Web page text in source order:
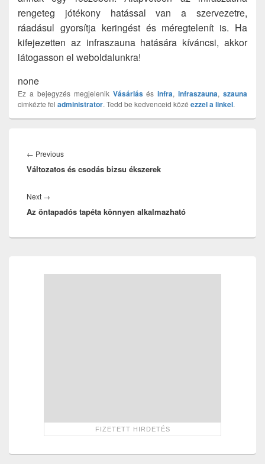
rengeteg jótékony hatással van a szervezetre,
ráadásul gyorsítja keringést és méregtelenít is. Ha
kifejezetten az infraszauna hatására kíváncsi, akkor
látogasson el weboldalunkra!
none
Ez a bejegyzés megjelenik Vásárlásésinfra,infraszauna, szauna
cimkézte fel administrator. Tedd be kedvenceid közé ezzel a linkel.
navigáció
← PreviousPrevious
post:
Változatos és csodás bizsu ékszerek
Next →
post:
Az öntapadós tapéta könnyen alkalmazható